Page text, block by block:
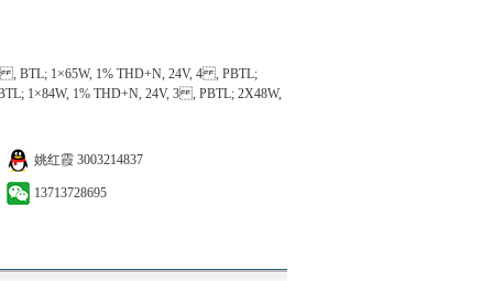
, BTL; 1×65W, 1% THD+N, 24V, 4 , PBTL;
1×84W, 1% THD+N, 24V, 3 , PBTL; 2X48W,
姚红霞 3003214837
13713728695